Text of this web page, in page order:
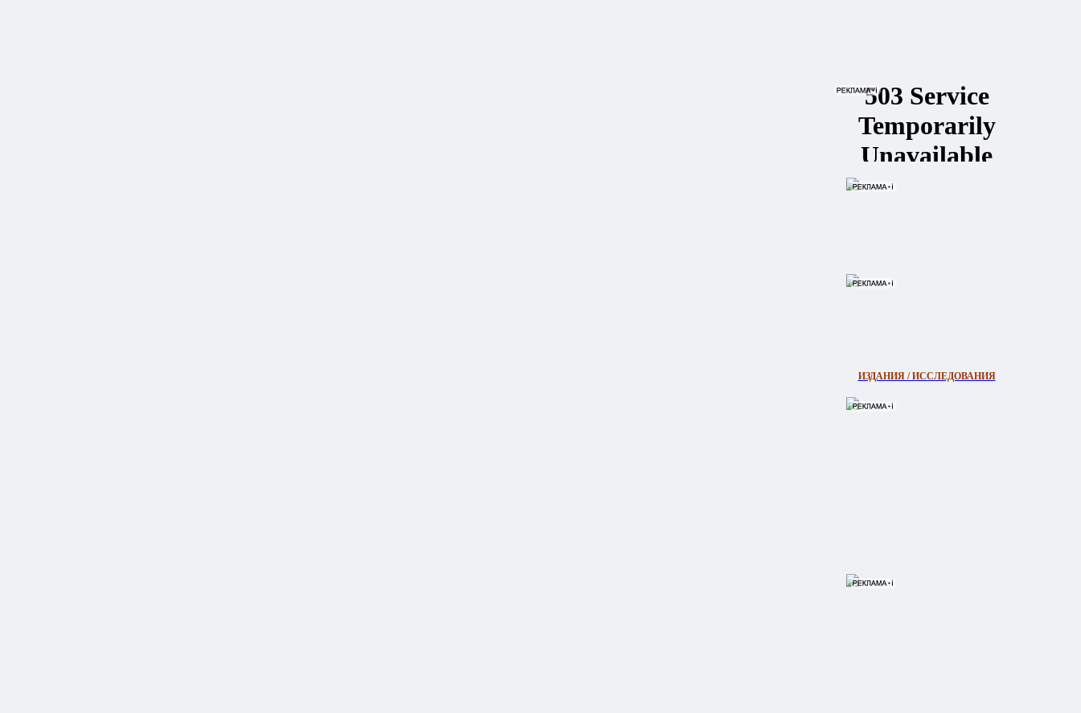
ИЗДАНИЯ / ИССЛЕДОВАНИЯ